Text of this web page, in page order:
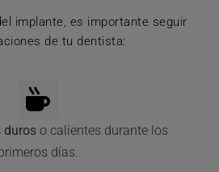
implante, es importante seguir
de tu dentista:
duroso calientes durante los
días.